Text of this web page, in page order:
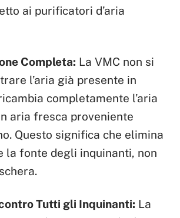
ai purificatori d’aria
Completa: La VMC non si
l’aria già presente in
completamente l’aria
aria fresca proveniente
Questo significa che elimina
la fonte degli inquinanti, non
Tutti gli Inquinanti: La